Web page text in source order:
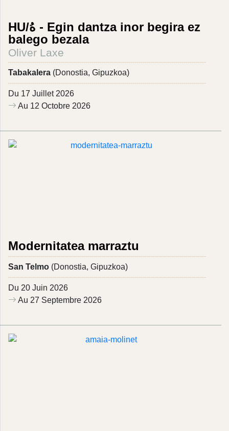
HU/هُ - Egin dantza inor begira ez
balego bezala
Oliver Laxe
Tabakalera (Donostia, Gipuzkoa)
Du 17 Juillet 2026
Au 12 Octobre 2026
Modernitatea marraztu
San Telmo (Donostia, Gipuzkoa)
Du 20 Juin 2026
Au 27 Septembre 2026